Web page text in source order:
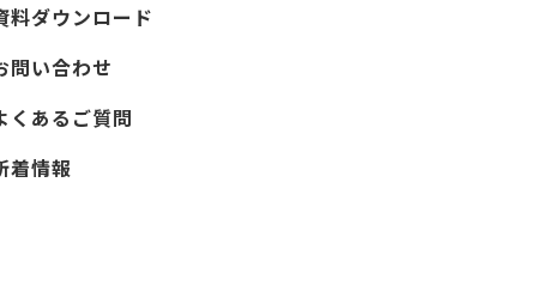
料ダウンロード
問い合わせ
くあるご質問
着情報